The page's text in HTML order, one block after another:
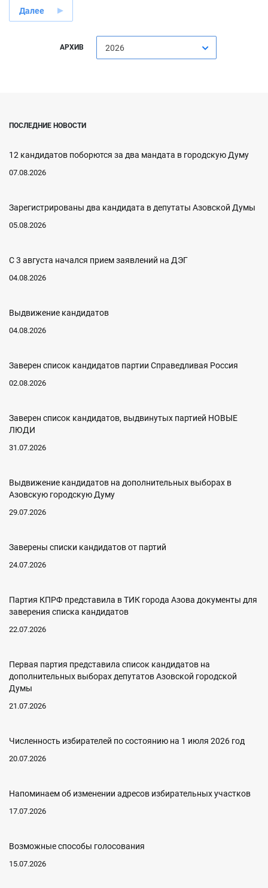
Далее
АРХИВ 2026
ПОСЛЕДНИЕ НОВОСТИ
12 кандидатов поборются за два мандата в городскую Думу
07.08.2026
Зарегистрированы два кандидата в депутаты Азовской Думы
05.08.2026
С 3 августа начался прием заявлений на ДЭГ
04.08.2026
Выдвижение кандидатов
04.08.2026
Заверен список кандидатов партии Справедливая Россия
02.08.2026
Заверен список кандидатов, выдвинутых партией НОВЫЕ
ЛЮДИ
31.07.2026
Выдвижение кандидатов на дополнительных выборах в
Азовскую городскую Думу
29.07.2026
Заверены списки кандидатов от партий
24.07.2026
Партия КПРФ представила в ТИК города Азова документы для
заверения списка кандидатов
22.07.2026
Первая партия представила список кандидатов на
дополнительных выборах депутатов Азовской городской
Думы
21.07.2026
Численность избирателей по состоянию на 1 июля 2026 год
20.07.2026
Напоминаем об изменении адресов избирательных участков
17.07.2026
Возможные способы голосования
15.07.2026